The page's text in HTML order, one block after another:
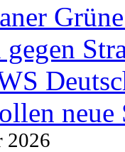
gegen
neue
2026